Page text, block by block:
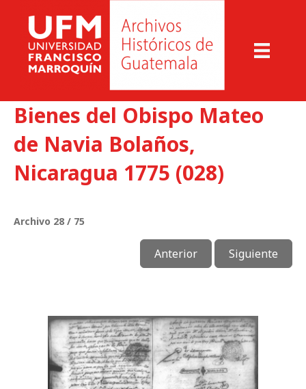
Bienes del Obispo Mateo
de Navia Bolaños,
Nicaragua 1775 (028)
Archivo 28 / 75
Anterior Siguiente